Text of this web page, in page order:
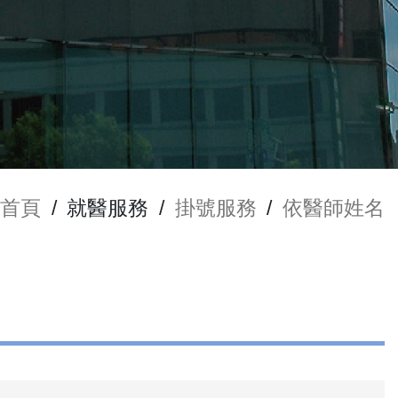
首頁 / 就醫服務 / 掛號服務 / 依醫師姓名